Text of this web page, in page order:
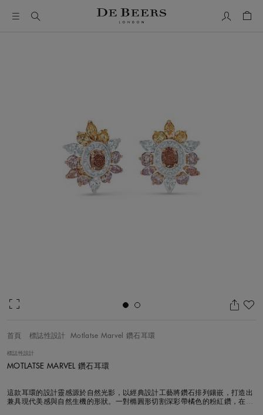
首頁 標誌性設計 Motlatse Marvel 鑽石耳環
標誌性設計
MOTLATSE MARVEL 鑽石耳環
這款耳環的設計靈感源於自然光影，以經典設計工藝將鑽石排列鑲嵌，打造出
兼具現代美感與自然生機的形狀。一對橢圓形切割深彩帶橘色的粉紅鑽，在公